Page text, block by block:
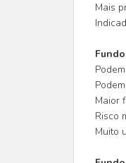
Mais
Maior
Risco
Muito